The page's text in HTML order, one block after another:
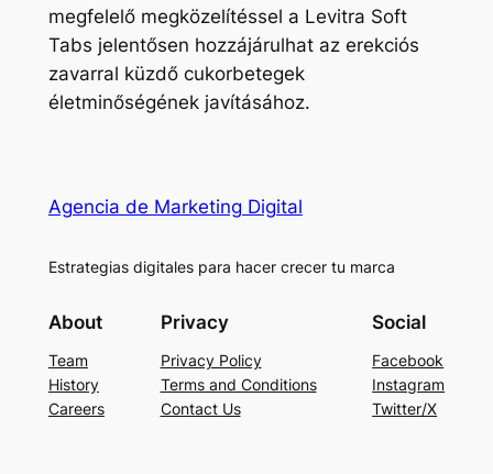
megfelelő megközelítéssel a Levitra Soft
Tabs jelentősen hozzájárulhat az erekciós
zavarral küzdő cukorbetegek
életminőségének javításához.
Agencia de Marketing Digital
Estrategias digitales para hacer crecer tu marca
About
Team
History
Careers
Privacy
Privacy Policy
Terms and Conditions
Contact Us
Social
Facebook
Instagram
Twitter/X